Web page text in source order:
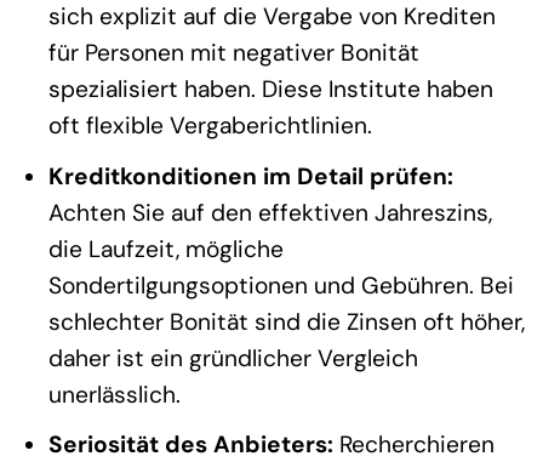
sich explizit auf die Vergabe von Krediten
für Personen mit negativer Bonität
spezialisiert haben. Diese Institute haben
oft flexible Vergaberichtlinien.
Kreditkonditionen im Detail prüfen:
Achten Sie auf den effektiven Jahreszins,
die Laufzeit, mögliche
Sondertilgungsoptionen und Gebühren. Bei
schlechter Bonität sind die Zinsen oft höher,
daher ist ein gründlicher Vergleich
unerlässlich.
Seriosität des Anbieters: Recherchieren